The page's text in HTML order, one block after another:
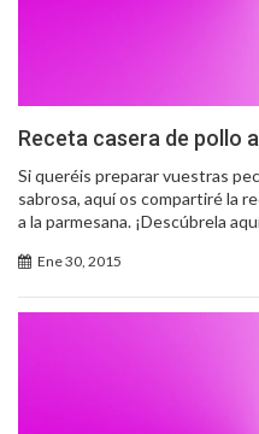
Receta casera de pollo
Si queréis preparar vuestras
sabrosa, aquí os compartiré la
a la parmesana. ¡Descúbrela
Ene 30, 2015